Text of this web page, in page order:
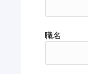
職名